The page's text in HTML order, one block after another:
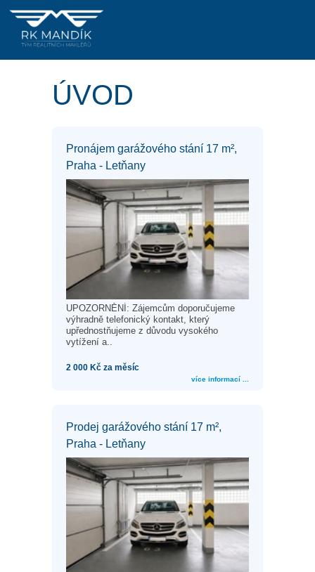
ÚVOD
Pronájem garážového stání 17 m²,
Praha - Letňany
UPOZORNĚNÍ: Zájemcům doporučujeme
výhradně telefonický kontakt, který
upřednostňujeme z důvodu vysokého
vytížení a..
2 000 Kč za měsíc
více informací ...
Prodej garážového stání 17 m²,
Praha - Letňany